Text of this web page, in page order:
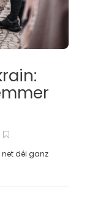
net déi ganz